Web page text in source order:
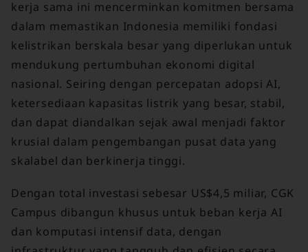
kerja sama ini mencerminkan komitmen bersama
dalam memastikan Indonesia memiliki fondasi
kelistrikan berskala besar yang diperlukan untuk
mendukung pertumbuhan ekonomi digital
nasional. Seiring dengan percepatan adopsi AI,
ketersediaan kapasitas listrik yang besar, stabil,
dan dapat diandalkan sejak awal menjadi faktor
krusial dalam pengembangan pusat data yang
skalabel dan berkinerja tinggi.
Dengan total investasi sebesar US$4,5 miliar, CGK
Campus dibangun khusus untuk beban kerja AI
dan komputasi intensif data, dengan